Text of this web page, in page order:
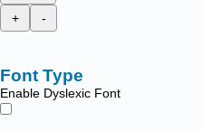
+
-
Font Type
Enable Dyslexic Font